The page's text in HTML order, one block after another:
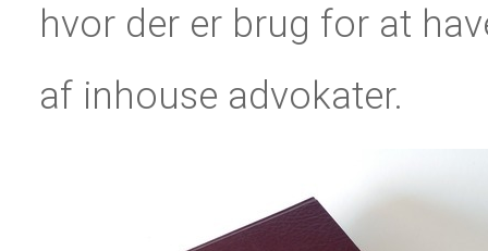
hvor der er brug for at
af inhouse advokater.